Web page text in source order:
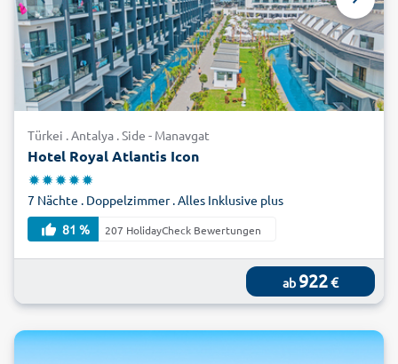
Türkei . Antalya . Side - Manavgat
Hotel Royal Atlantis Icon
7 Nächte . Doppelzimmer . Alles Inklusive plus
81 %
207 HolidayCheck Bewertungen
ab 922€